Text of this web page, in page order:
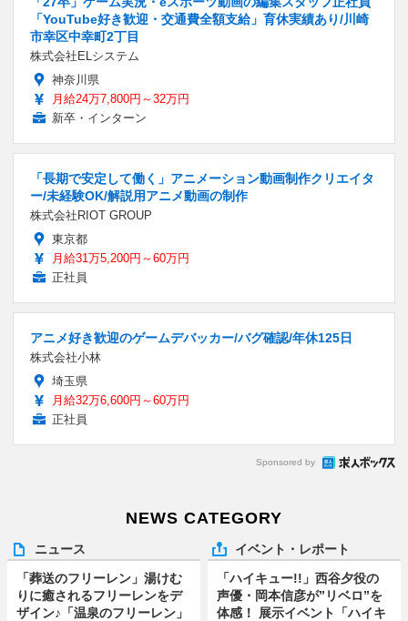
「YouTube好き歓迎・交通費全額支給」育休実績あり/川崎
市幸区中幸町2丁目
株式会社ELシステム
神奈川県
月給24万7,800円～32万円
新卒・インターン
「長期で安定して働く」アニメーション動画制作クリエイタ
ー/未経験OK/解説用アニメ動画の制作
株式会社RIOT GROUP
東京都
月給31万5,200円～60万円
正社員
アニメ好き歓迎のゲームデバッカー/バグ確認/年休125日
株式会社小林
埼玉県
月給32万6,600円～60万円
正社員
Sponsored by
NEWS CATEGORY
ニュース
「葬送のフリーレン」湯けむ
りに癒されるフリーレンをデ
ザイン♪「温泉のフリーレン」
イベント・レポート
「ハイキュー!!」西谷夕役の
声優・岡本信彦が”リベロ”を
体感！ 展示イベント「ハイキ